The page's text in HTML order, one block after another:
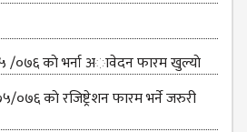
/०७६ काे भर्ना अावेदन फारम खुल्याे
०७६ काे रजिष्ट्रेशन फारम भर्ने जरुरी